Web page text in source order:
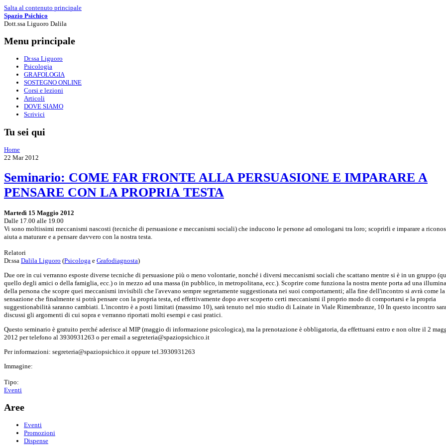
Salta al contenuto principale
Spazio Psichico
Dott.ssa Liguoro Dalila
Menu principale
Dr.ssa Liguoro
Psicologia
GRAFOLOGIA
SOSTEGNO ONLINE
Corsi e lezioni
Articoli
DOVE SIAMO
Scrivici
Tu sei qui
Home
22 Mar 2012
Seminario: COME FAR FRONTE ALLA PERSUASIONE E IMPARARE A
PENSARE CON LA PROPRIA TESTA
Martedì 15 Maggio 2012
Dalle 17.00 alle 19.00
Vi sono moltissimi meccanismi nascosti (tecniche di persuasione e meccanismi sociali) che inducono le persone ad omologarsi tra loro; scoprirli e imparare a
aiuta a maturare e a pensare davvero con la nostra testa.
Relatori
Dr.ssa Dalila Liguoro (Psicologa e Grafodiagnosta)
Due ore in cui verranno esposte diverse tecniche di persuasione più o meno volontarie, nonché i diversi meccanismi sociali che scattano mentre si è in un gruppo
quello degli amici o della famiglia, ecc.) o in mezzo ad una massa (in pubblico, in metropolitana, ecc.). Scoprire come funziona la nostra mente porta ad una
della persona che scopre quei meccanismi invisibili che l'avevano sempre segretamente suggestionata nei suoi comportamenti; alla fine dell'incontro si avrà come la
sensazione che finalmente si potrà pensare con la propria testa, ed effettivamente dopo aver scoperto certi meccanismi il proprio modo di comportarsi e la propria
suggestionabilità saranno cambiati. L'incontro è a posti limitati (massimo 10), sarà tenuto nel mio studio di Lainate in Viale Rimembranze, 10 In questo incontro
discussi gli argomenti di cui sopra e verranno riportati molti esempi e casi pratici.
Questo seminario è gratuito perché aderisce al MIP (maggio di informazione psicologica), ma la prenotazione è obbligatoria, da effettuarsi entro e non oltre il 2
2012 per telefono al 3930931263 o per email a segreteria@spaziopsichico.it
Per informazioni: segreteria@spaziopsichico.it oppure tel.3930931263
Immagine:
Tipo:
Eventi
Aree
Eventi
Promozioni
Dispense